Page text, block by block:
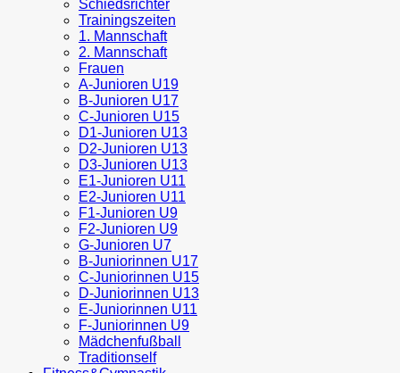
Schiedsrichter
Trainingszeiten
1. Mannschaft
2. Mannschaft
Frauen
A-Junioren U19
B-Junioren U17
C-Junioren U15
D1-Junioren U13
D2-Junioren U13
D3-Junioren U13
E1-Junioren U11
E2-Junioren U11
F1-Junioren U9
F2-Junioren U9
G-Junioren U7
B-Juniorinnen U17
C-Juniorinnen U15
D-Juniorinnen U13
E-Juniorinnen U11
F-Juniorinnen U9
Mädchenfußball
Traditionself